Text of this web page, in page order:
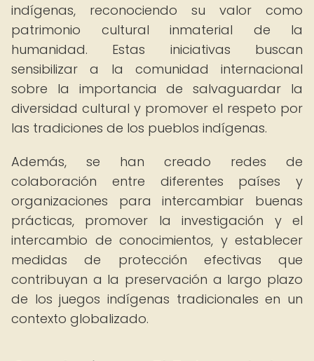
indígenas, reconociendo su valor como
patrimonio cultural inmaterial de la
humanidad. Estas iniciativas buscan
sensibilizar a la comunidad internacional
sobre la importancia de salvaguardar la
diversidad cultural y promover el respeto por
las tradiciones de los pueblos indígenas.
Además, se han creado redes de
colaboración entre diferentes países y
organizaciones para intercambiar buenas
prácticas, promover la investigación y el
intercambio de conocimientos, y establecer
medidas de protección efectivas que
contribuyan a la preservación a largo plazo
de los juegos indígenas tradicionales en un
contexto globalizado.